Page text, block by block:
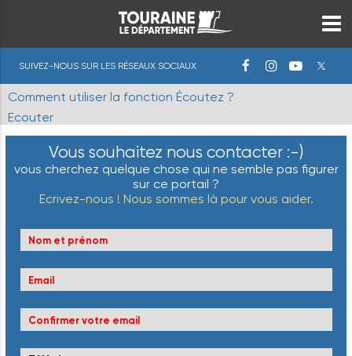
SUIVEZ-NOUS SUR LES RÉSEAUX SOCIAUX
Comment utiliser la fonction Écoutez ?
Ecouter
Vous souhaitez nous contacter :-)
vous cherchez quelque chose qui ne semble pas figurer
sur ce portail ?
Ecrivez-nous ! Nous sommes là pour vous aider.